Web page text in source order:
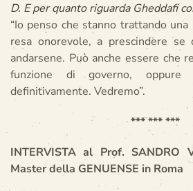
D. E per quanto riguarda Gheddafi
“Io penso che stanno trattando
resa onorevole, a prescindere
andarsene. Può anche essere che
funzione di governo,
definitivamente. Vedremo”.
*** *** ***
INTERVISTA al Prof. SANDRO
Master della GENUENSE in Roma